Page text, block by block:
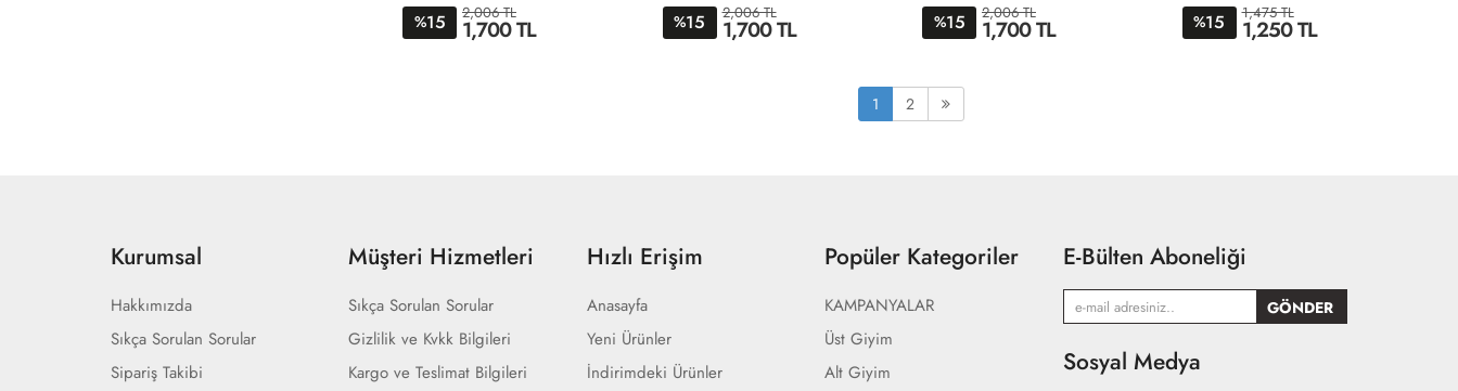
%15 2,006 TL
1,700 TL
%15 2,006 TL
1,700 TL
%15 2,006 TL
1,700 TL
%15 1,475 TL
1,250 TL
1 2
Kurumsal
Hakkımızda
Sıkça Sorulan Sorular
Sipariş Takibi
Müşteri Hizmetleri
Sıkça Sorulan Sorular
Gizlilik ve Kvkk Bilgileri
Kargo ve Teslimat Bilgileri
Hızlı Erişim
Anasayfa
Yeni Ürünler
İndirimdeki Ürünler
Popüler Kategoriler
KAMPANYALAR
Üst Giyim
Alt Giyim
E-Bülten Aboneliği
Sosyal Medya